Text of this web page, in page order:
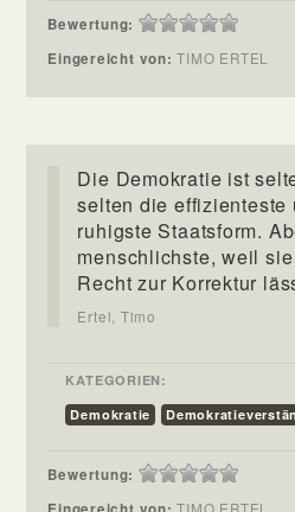
Bewertung:
Eingereicht von:TIMO ERTEL
Die Demokratie ist
selten die effizienteste
ruhigste Staatsform.
menschlichste, weil
Recht zur Korrektur
Ertel, Timo
KATEGORIEN:
Demokratie
Bewertung:
TIMO ERTEL